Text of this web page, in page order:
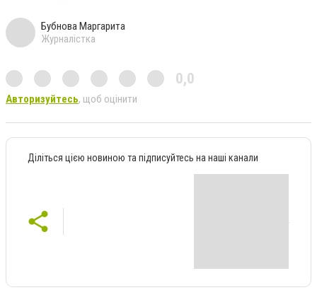
Бубнова Маргарита
Журналістка
0,0
Авторизуйтесь, щоб оцінити
Діліться цією новиною та підписуйтесь на наші канали